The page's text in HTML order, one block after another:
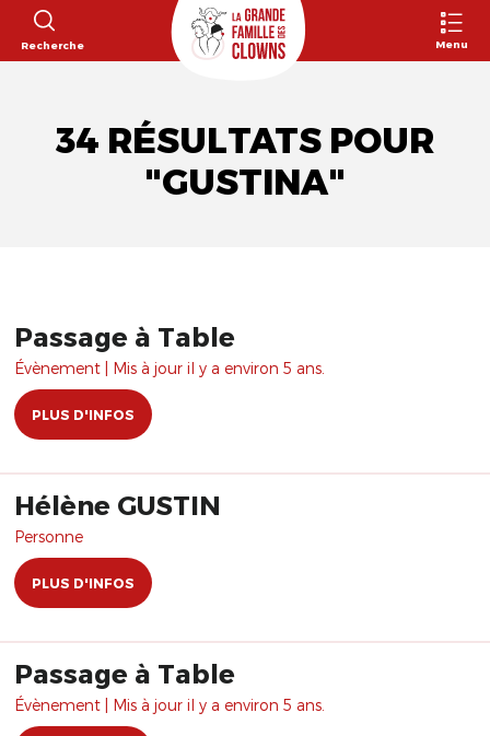
Recherche Menu
34 RÉSULTATS POUR
"GUSTINA"
Passage à Table
Évènement | Mis à jour il y a environ 5 ans.
PLUS D'INFOS
Hélène GUSTIN
Personne
PLUS D'INFOS
Passage à Table
Évènement | Mis à jour il y a environ 5 ans.